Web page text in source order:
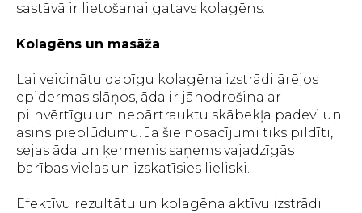
sastāvā ir lietošanai gatavs kolagēns.
Kolagēns un masāža
Lai veicinātu dabīgu kolagēna izstrādi ārējos
epidermas slāņos, āda ir jānodrošina ar
pilnvērtīgu un nepārtrauktu skābekļa padevi un
asins pieplūdumu. Ja šie nosacījumi tiks pildīti,
sejas āda un ķermenis saņems vajadzīgās
barības vielas un izskatīsies lieliski.
Efektīvu rezultātu un kolagēna aktīvu izstrādi